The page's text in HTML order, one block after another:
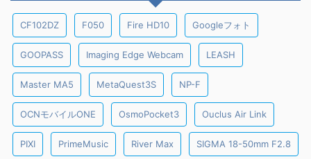
CF102DZ F050 Fire HD10 Googleフォト
GOOPASS Imaging Edge Webcam LEASH
Master MA5 MetaQuest3S NP-F
OCNモバイルONE OsmoPocket3 Ouclus Air Link
PIXI PrimeMusic River Max SIGMA 18-50mm F2.8